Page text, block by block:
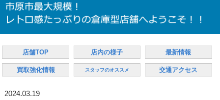
店舗TOP 店内の様子 最新情報
買取強化情報 スタッフのオススメ 交通アクセス
2024.03.19